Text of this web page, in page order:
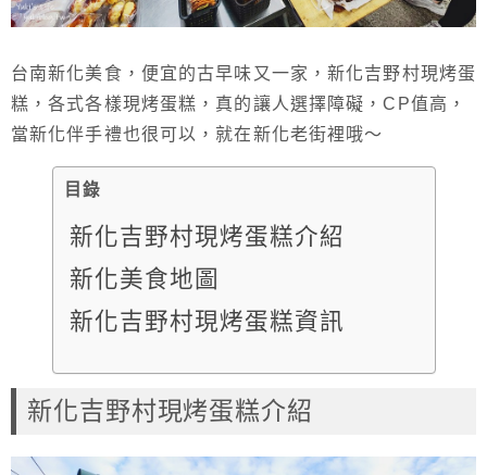
台南新化美食，便宜的古早味又一家，新化吉野村現烤蛋
糕，各式各樣現烤蛋糕，真的讓人選擇障礙，CP值高，
當新化伴手禮也很可以，就在新化老街裡哦～
目錄
新化吉野村現烤蛋糕介紹
新化美食地圖
新化吉野村現烤蛋糕資訊
新化吉野村現烤蛋糕介紹